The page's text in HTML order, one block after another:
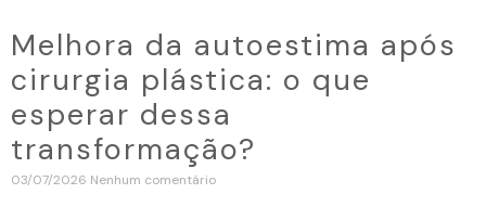
Melhora da autoestima após
cirurgia plástica: o que
esperar dessa
transformação?
03/07/2026 Nenhum comentário